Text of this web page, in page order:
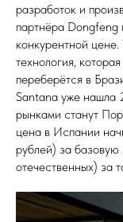
разработок и
партнёра Dongfeng
конкурентной цене.
технология,
переберётся в
Santana уже нашла
рынками станут
цена в Испании
рублей) за
отечественных) за